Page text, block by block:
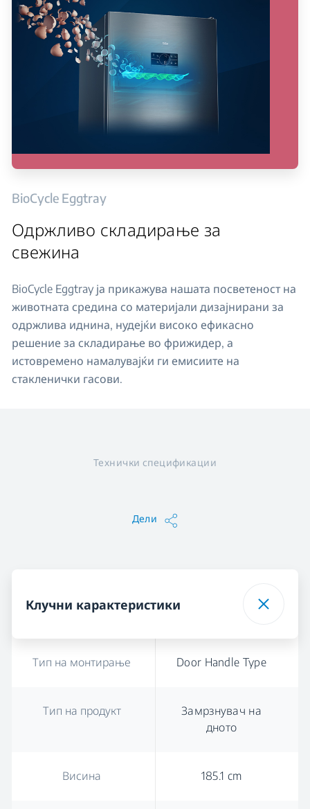
BioCycle Eggtray
Одржливо складирање за
свежина
BioCycle Eggtray ја прикажува нашата посветеност на
животната средина со материјали дизајнирани за
одржлива иднина, нудејќи високо ефикасно
решение за складирање во фрижидер, а
истовремено намалувајќи ги емисиите на
стакленички гасови.
Технички спецификации
Дели
Клучни карактеристики
Тип на монтирање Door Handle Type
Тип на продукт
Замрзнувач на
дното
Висина 185.1 cm